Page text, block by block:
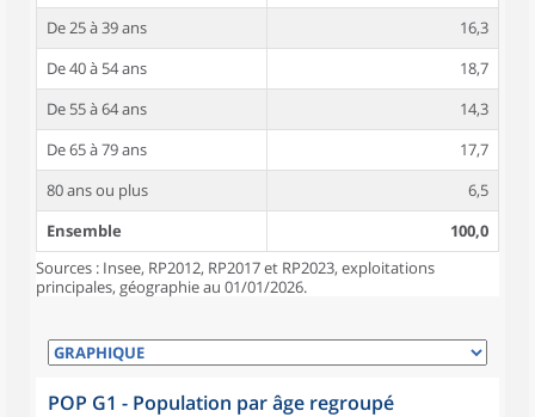
De 25 à 39 ans
16,3
De 40 à 54 ans
18,7
De 55 à 64 ans
14,3
De 65 à 79 ans
17,7
80 ans ou plus
6,5
Ensemble
100,0
Sources : Insee, RP2012, RP2017 et RP2023, exploitations
principales, géographie au 01/01/2026.
POP G1 - Population par âge regroupé